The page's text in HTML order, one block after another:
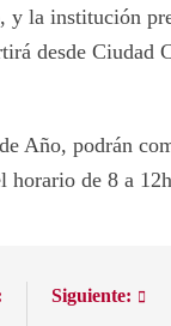
y la institución
desde Ciudad
Año, podrán
horario de 8 a
Siguiente: